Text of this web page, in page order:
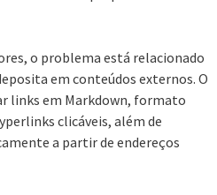
o problema está relacionado
em conteúdos externos. O
links em Markdown, formato
clicáveis, além de
a partir de endereços